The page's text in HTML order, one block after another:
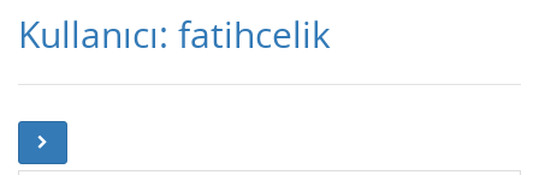
Kullanıcı: fatihcelik